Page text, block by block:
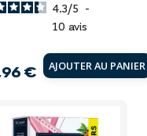
€ AJOUTER AU PANIER
4.3/5 -
10 avis